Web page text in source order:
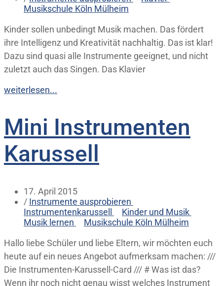
Musikschule Köln Mülheim
Kinder sollen unbedingt Musik machen. Das fördert
ihre Intelligenz und Kreativität nachhaltig. Das ist klar!
Dazu sind quasi alle Instrumente geeignet, und nicht
zuletzt auch das Singen. Das Klavier
weiterlesen...
Mini Instrumenten
Karussell
17. April 2015
/ Instrumente ausprobieren
Instrumentenkarussell
Kinder und Musik
Musik lernen
Musikschule Köln Mülheim
Hallo liebe Schüler und liebe Eltern, wir möchten euch
heute auf ein neues Angebot aufmerksam machen: ///
Die Instrumenten-Karussell-Card /// # Was ist das?
Wenn ihr noch nicht genau wisst welches Instrument